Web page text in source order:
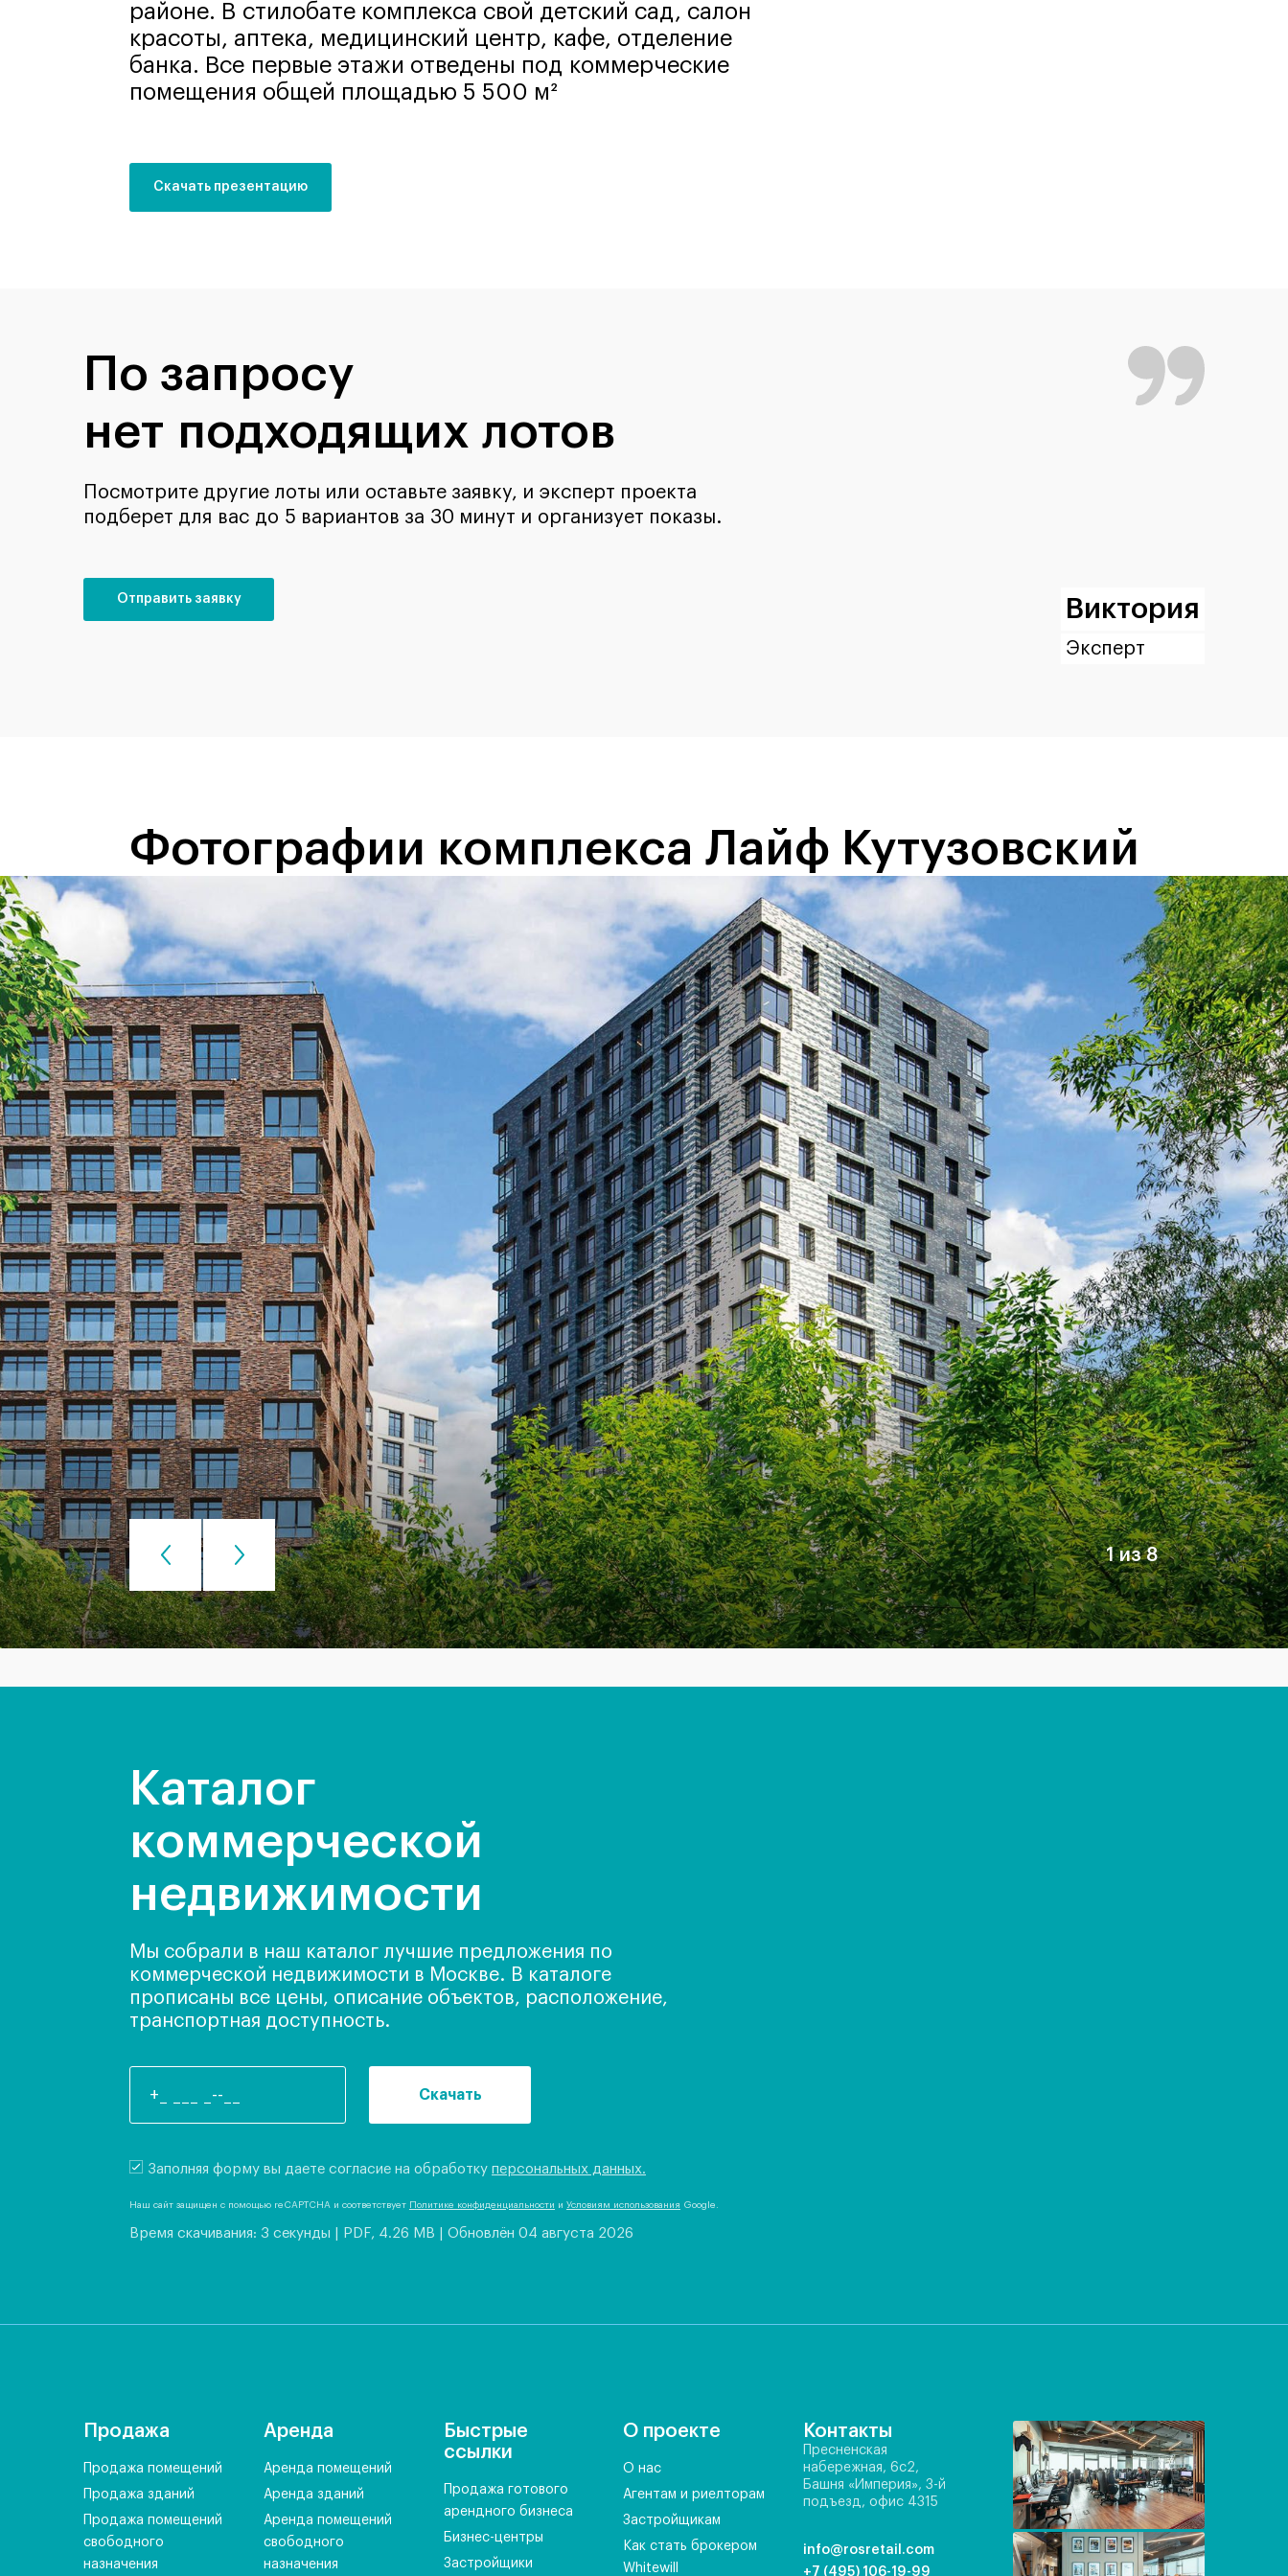
районе. В стилобате комплекса свой детский сад, салон
красоты, аптека, медицинский центр, кафе, отделение
банка. Все первые этажи отведены под коммерческие
помещения общей площадью 5 500 м²
Скачать презентацию
По запросу
нет подходящих лотов
Посмотрите другие лоты или оставьте заявку, и эксперт проекта
подберет для вас до 5 вариантов за 30 минут и организует показы.
Отправить заявку Виктория
Эксперт
Фотографии комплекса Лайф Кутузовский
1 из 8
Каталог
коммерческой
недвижимости
Мы собрали в наш каталог лучшие предложения по
коммерческой недвижимости в Москве. В каталоге
прописаны все цены, описание объектов, расположение,
транспортная доступность.
Скачать
Заполняя форму вы даете согласие на обработку персональных данных.
Наш сайт защищен с помощью reCAPTCHA и соответствует Политике конфиденциальности и Условиям использования Google.
Время скачивания: 3 секунды PDF, 4.26 MB Обновлён 04 августа 2026
Продажа
Продажа помещений
Продажа зданий
Продажа помещений
свободного
назначения
Аренда
Аренда помещений
Аренда зданий
Аренда помещений
свободного
назначения
Быстрые
ссылки
Продажа готового
арендного бизнеса
Бизнес-центры
Застройщики
О проекте
О нас
Агентам и риелторам
Застройщикам
Как стать брокером
Whitewill
Контакты
Пресненская
набережная, 6с2,
Башня «Империя», 3-й
подъезд, офис 4315
info@rosretail.com
+7 (495) 106-19-99